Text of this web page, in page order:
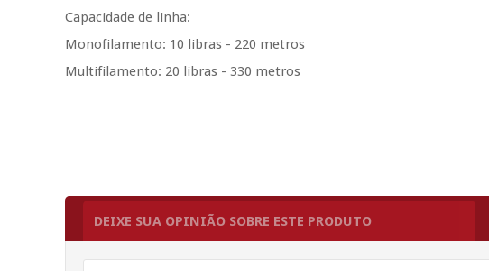
Capacidade de linha:
Monofilamento: 10 libras - 220 metros
Multifilamento: 20 libras - 330 metros
DEIXE SUA OPINIÃO SOBRE ESTE PRODUTO